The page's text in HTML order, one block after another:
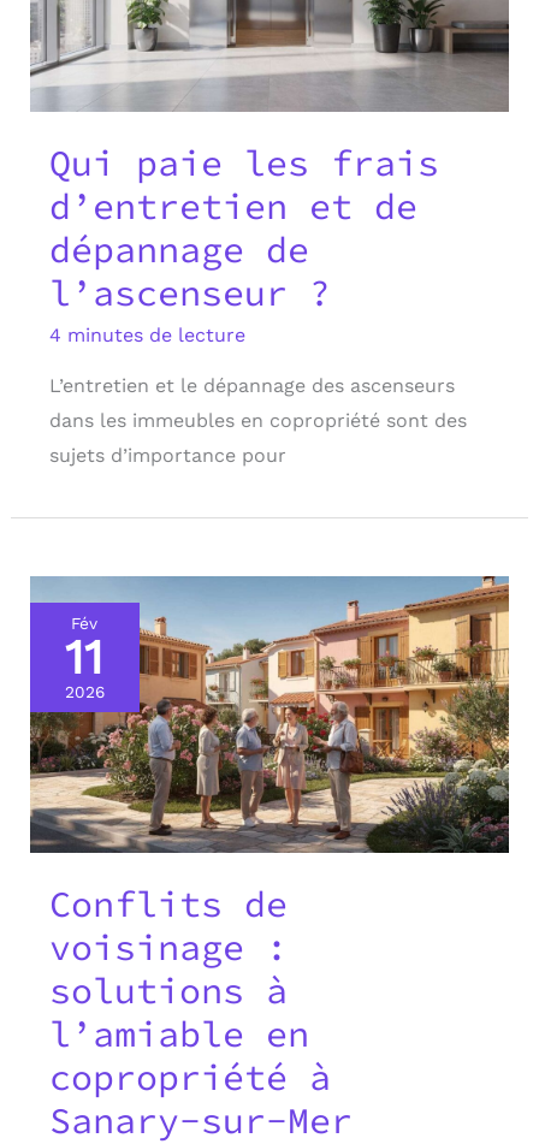
Qui paie les frais
d’entretien et de
dépannage de
l’ascenseur ?
4 minutes de lecture
L’entretien et le dépannage des ascenseurs
dans les immeubles en copropriété sont des
sujets d’importance pour
Fév
11
2026
Conflits de
voisinage :
solutions à
l’amiable en
copropriété à
Sanary-sur-Mer